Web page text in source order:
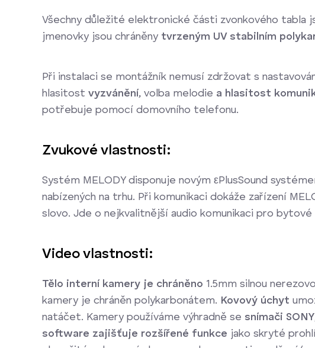
Všechny důležité elektronické části zvonkového tabla
jmenovky jsou chráněny tvrzeným UV stabilním
Při instalaci se montážník nemusí zdržovat s
hlasitost vyzvánění, volba melodie a hlasitost
potřebuje pomocí domovního telefonu.
Zvukové vlastnosti:
Systém MELODY disponuje novým εPlusSound
nabízených na trhu. Při komunikaci dokáže zařízení
slovo. Jde o nejkvalitnější audio komunikaci pro
Video vlastnosti:
Tělo interní kamery je chráněno 1.5mm silnou
kamery je chráněn polykarbonátem. Kovový úchyt
natáčet. Kamery používáme výhradně se snímači SONY
software zajišťuje rozšířené funkce jako skryté